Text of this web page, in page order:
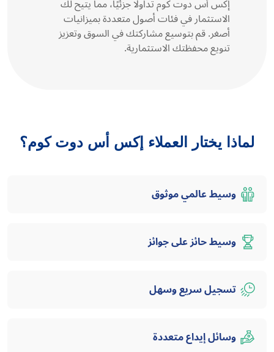
إكس أس دوت كوم تداولًا جزئيًا، مما يتيح لك
الاستثمار في فئات أصول متعددة بميزانيات
أصغر. قم بتوسيع مشاركتك في السوق وتعزيز
تنويع محفظتك الاستثمارية.
لماذا يختار العملاء إكس أس دوت كوم؟
وسيط عالمي موثوق
وسيط حائز على جوائز
تسجيل سريع وسهل
وسائل إيداع متعددة